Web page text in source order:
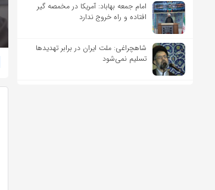
امام جمعه بهاباد: آمریکا در مخمصه گیر
افتاده و راه خروج ندارد
شاهچراغی: ملت ایران در برابر تهدیدها
تسلیم نمی‌شود